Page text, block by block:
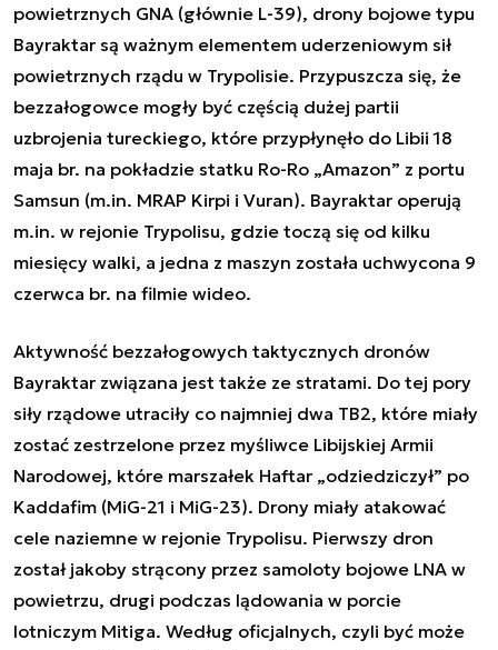
powietrznych GNA (głównie L-39), drony bojowe typu
Bayraktar są ważnym elementem uderzeniowym sił
powietrznych rządu w Trypolisie. Przypuszcza się, że
bezzałogowce mogły być częścią dużej partii
uzbrojenia tureckiego, które przypłynęło do Libii 18
maja br. na pokładzie statku Ro-Ro „Amazon” z portu
Samsun (m.in. MRAP Kirpi i Vuran). Bayraktar operują
m.in. w rejonie Trypolisu, gdzie toczą się od kilku
miesięcy walki, a jedna z maszyn została uchwycona 9
czerwca br. na filmie wideo.
Aktywność bezzałogowych taktycznych dronów
Bayraktar związana jest także ze stratami. Do tej pory
siły rządowe utraciły co najmniej dwa TB2, które miały
zostać zestrzelone przez myśliwce Libijskiej Armii
Narodowej, które marszałek Haftar „odziedziczył” po
Kaddafim (MiG-21 i MiG-23). Drony miały atakować
cele naziemne w rejonie Trypolisu. Pierwszy dron
został jakoby strącony przez samoloty bojowe LNA w
powietrzu, drugi podczas lądowania w porcie
lotniczym Mitiga. Według oficjalnych, czyli być może